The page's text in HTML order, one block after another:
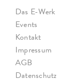
Das E-Werk
Events
Kontakt
Impressum
AGB
Datenschutz